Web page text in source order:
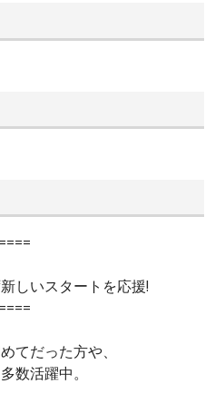
しいスタートを応援!
てだった方や、
数活躍中。